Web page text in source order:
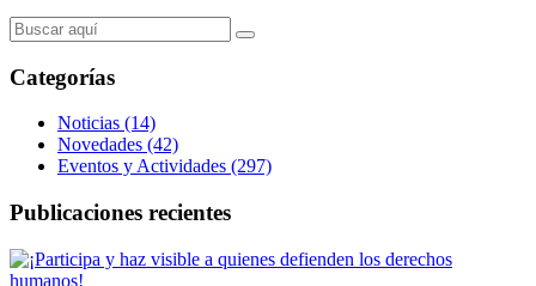
Categorías
Noticias (14)
Novedades (42)
Eventos y Actividades (297)
Publicaciones recientes